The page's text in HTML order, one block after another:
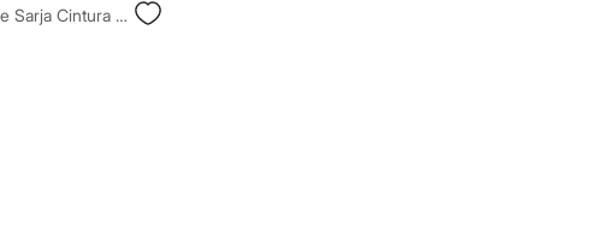
Calça Cargo Feminina De Sarja Cintura Média Marrom